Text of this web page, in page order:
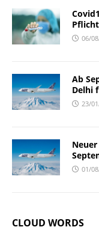
06/
Ab
Delhi
23/
01/
CLOUD WORDS